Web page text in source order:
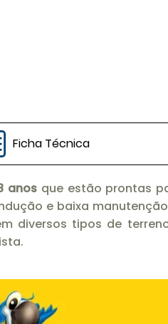
Ficha Técnica
anos que estão prontas
e baixa
diversos tipos de